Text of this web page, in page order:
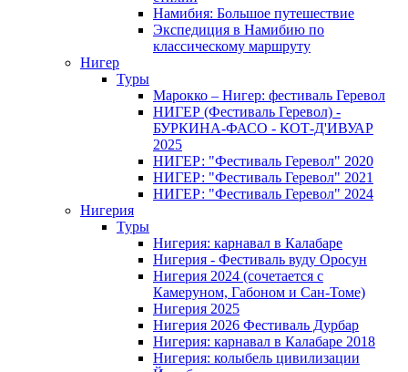
Намибия: Большое путешествие
Экспедиция в Намибию по
классическому маршруту
Нигер
Туры
Марокко – Нигер: фестиваль Геревол
НИГЕР (Фестиваль Геревол) -
БУРКИНА-ФАСО - КОТ-Д'ИВУАР
2025
НИГЕР: "Фестиваль Геревол" 2020
НИГЕР: "Фестиваль Геревол" 2021
НИГЕР: "Фестиваль Геревол" 2024
Нигерия
Туры
Нигерия: карнавал в Калабаре
Нигерия - Фестиваль вуду Оросун
Нигерия 2024 (сочетается с
Камеруном, Габоном и Сан-Томе)
Нигерия 2025
Нигерия 2026 Фестиваль Дурбар
Нигерия: карнавал в Калабаре 2018
Нигерия: колыбель цивилизации